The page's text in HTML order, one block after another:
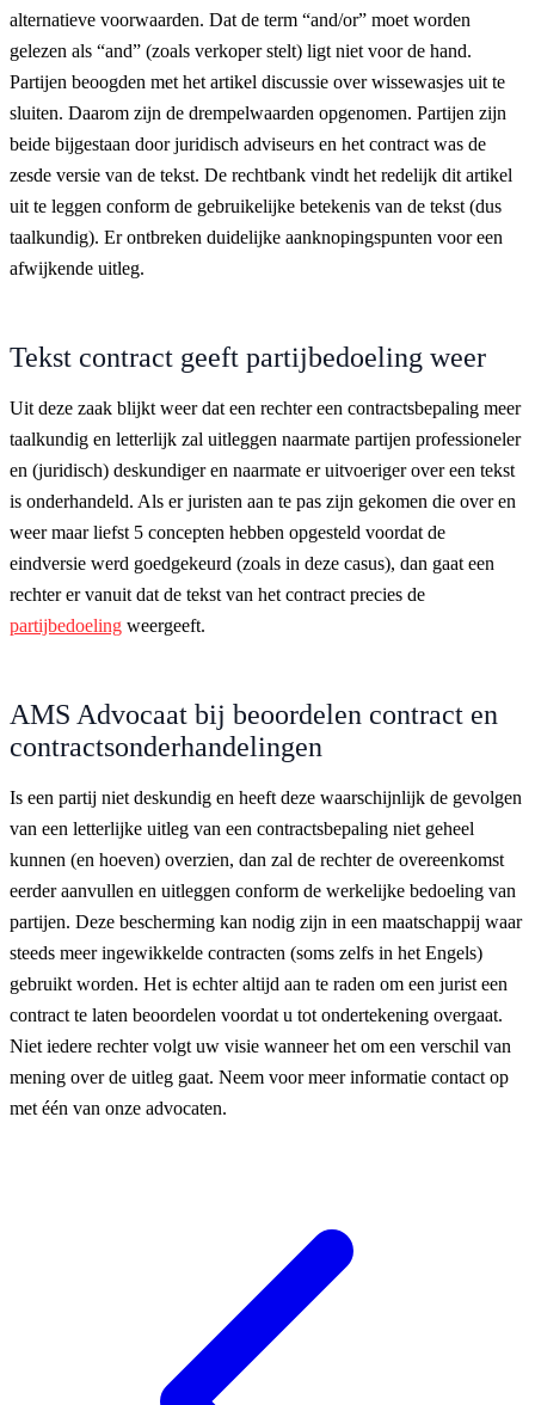
alternatieve voorwaarden. Dat de term “and/or” moet worden
gelezen als “and” (zoals verkoper stelt) ligt niet voor de hand.
Partijen beoogden met het artikel discussie over wissewasjes uit te
sluiten. Daarom zijn de drempelwaarden opgenomen. Partijen zijn
beide bijgestaan door juridisch adviseurs en het contract was de
zesde versie van de tekst. De rechtbank vindt het redelijk dit artikel
uit te leggen conform de gebruikelijke betekenis van de tekst (dus
taalkundig). Er ontbreken duidelijke aanknopingspunten voor een
afwijkende uitleg.
Tekst contract geeft partijbedoeling weer
Uit deze zaak blijkt weer dat een rechter een contractsbepaling meer
taalkundig en letterlijk zal uitleggen naarmate partijen professioneler
en (juridisch) deskundiger en naarmate er uitvoeriger over een tekst
is onderhandeld. Als er juristen aan te pas zijn gekomen die over en
weer maar liefst 5 concepten hebben opgesteld voordat de
eindversie werd goedgekeurd (zoals in deze casus), dan gaat een
rechter er vanuit dat de tekst van het contract precies de
partijbedoeling weergeeft.
AMS Advocaat bij beoordelen contract en
contractsonderhandelingen
Is een partij niet deskundig en heeft deze waarschijnlijk de gevolgen
van een letterlijke uitleg van een contractsbepaling niet geheel
kunnen (en hoeven) overzien, dan zal de rechter de overeenkomst
eerder aanvullen en uitleggen conform de werkelijke bedoeling van
partijen. Deze bescherming kan nodig zijn in een maatschappij waar
steeds meer ingewikkelde contracten (soms zelfs in het Engels)
gebruikt worden. Het is echter altijd aan te raden om een jurist een
contract te laten beoordelen voordat u tot ondertekening overgaat.
Niet iedere rechter volgt uw visie wanneer het om een verschil van
mening over de uitleg gaat. Neem voor meer informatie contact op
met één van onze advocaten.